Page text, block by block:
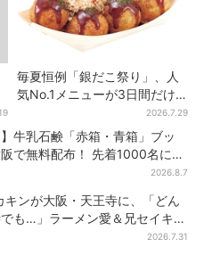
毎夏恒例「銀だこ祭り」、人
気No.1メニューが3日間だけ
2026.7.29
】牛乳石鹸「赤箱・青箱」ブッ
で無料配布！ 先着1000名に
2026.8.7
キンが大阪・天王寺に、「どん
も…」ラーメン愛＆兄セイキン
2026.7.31